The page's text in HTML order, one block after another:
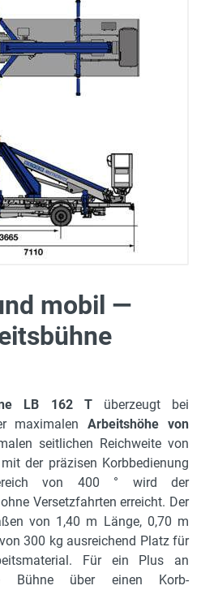
mobil —
LB 162 Tüberzeugt bei
maximalenArbeitshöhe von
seitlichen Reichweite von
der präzisen Korbbedienung
von 400 ° wird der
Versetzfahrten erreicht. Der
von 1,40 m Länge, 0,70 m
300 kg ausreichend Platz für
Für ein Plus an
Bühne über einen Korb-